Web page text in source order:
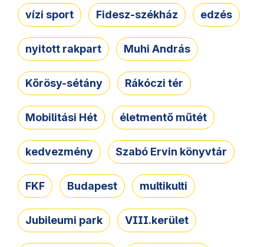
vízi sport Fidesz-székház edzés
nyitott rakpart Muhi András
Kőrösy-sétány Rákóczi tér
Mobilitási Hét életmentő műtét
kedvezmény Szabó Ervin könyvtár
FKF Budapest multikulti
Jubileumi park VIII.kerület